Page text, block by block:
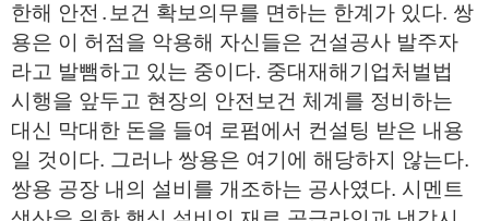
한해 안전․보건 확보의무를 면하는 한계가 있다. 쌍
용은 이 허점을 악용해 자신들은 건설공사 발주자
라고 발뺌하고 있는 중이다. 중대재해기업처벌법
시행을 앞두고 현장의 안전보건 체계를 정비하는
대신 막대한 돈을 들여 로펌에서 컨설팅 받은 내용
일 것이다. 그러나 쌍용은 여기에 해당하지 않는다.
쌍용 공장 내의 설비를 개조하는 공사였다. 시멘트